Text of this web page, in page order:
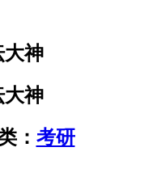
大神
大神
： 考研